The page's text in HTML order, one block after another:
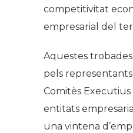
competitivitat
empresarial del
Aquestes
pels
Comitès
entitats
una vintena